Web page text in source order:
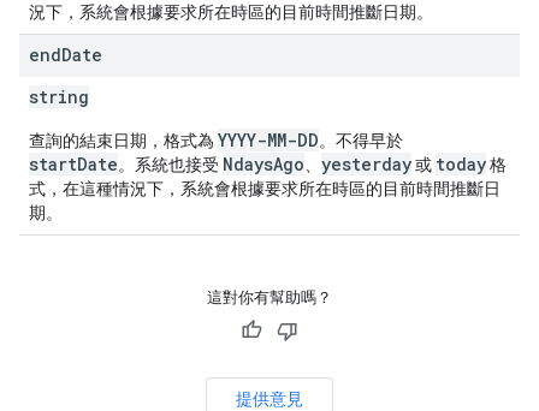
況下，系統會根據要求所在時區的目前時間推斷日期。
endDate
string
查詢的結束日期，格式為 YYYY-MM-DD。不得早於
startDate。系統也接受 NdaysAgo yesterday或 today格
式，在這種情況下，系統會根據要求所在時區的目前時間推斷日
期。
這對你有幫助嗎？
提供意見